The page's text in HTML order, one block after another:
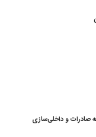
صادرات و داخلی‌سازی